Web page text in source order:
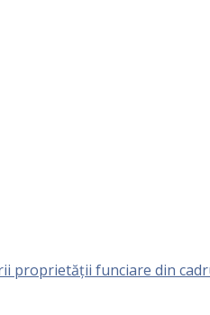
proprietăţii funciare din